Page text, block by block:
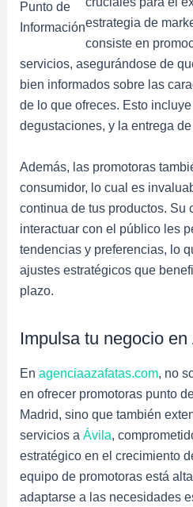
Punto de
Informaciónestrategia de
consiste en
servicios, asegurándose de
bien informados sobre las
de lo que ofreces. Esto
degustaciones, y la entrega
Además, las promotoras
consumidor, lo cual es
continua de tus productos. Su
interactuar con el público les
tendencias y preferencias, lo
ajustes estratégicos que
plazo.
Impulsa tu negocio en
En agenciaazafatas.com, no
en ofrecer promotoras punto
Madrid, sino que también
servicios a Ávila,
estratégico en el crecimiento
equipo de promotoras está
adaptarse a las necesidades